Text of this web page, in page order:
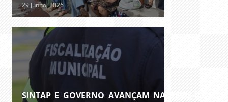
29 Junho, 2026
SINTAP E GOVERNO AVANÇAM NA REVISÃO